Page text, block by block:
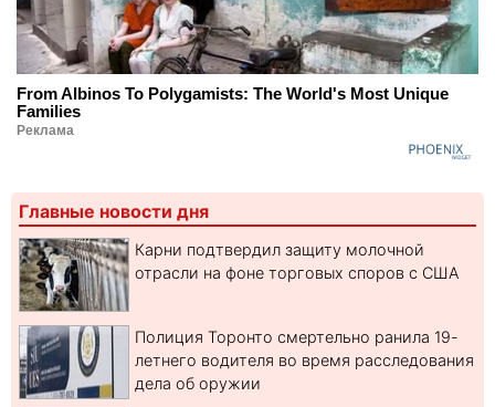
From Albinos To Polygamists: The World's Most Unique
Families
Реклама
Главные новости дня
Карни подтвердил защиту молочной
отрасли на фоне торговых споров с США
Полиция Торонто смертельно ранила 19-
летнего водителя во время расследования
дела об оружии